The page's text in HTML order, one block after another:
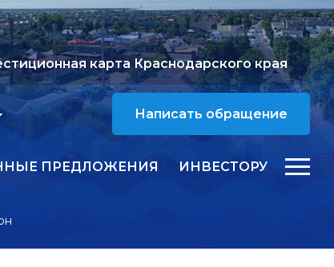
карта Краснодарского края
Написать обращение
ПРЕДЛОЖЕНИЯ ИНВЕСТОРУ